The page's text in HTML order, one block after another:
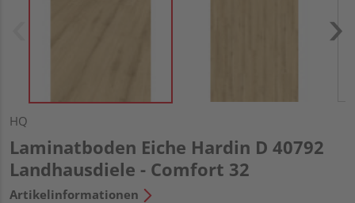
HQ
Laminatboden Eiche Hardin D 40792
Landhausdiele - Comfort 32
Artikelinformationen